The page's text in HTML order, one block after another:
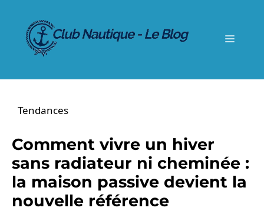
contenu
Menu
Tendances
Comment vivre un hiver
sans radiateur ni cheminée :
la maison passive devient la
nouvelle référence